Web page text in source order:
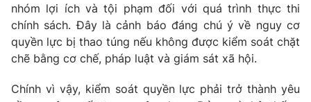
nhóm lợi ích và tội phạm đối với quá trình thực thi
chính sách. Đây là cảnh báo đáng chú ý về nguy cơ
quyền lực bị thao túng nếu không được kiểm soát chặt
chẽ bằng cơ chế, pháp luật và giám sát xã hội.
Chính vì vậy, kiểm soát quyền lực phải trở thành yêu